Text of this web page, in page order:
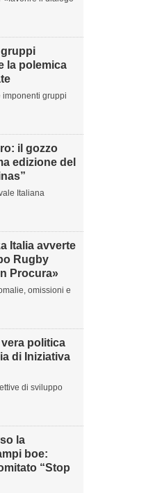
la polemica
imponenti gruppi
il gozzo
edizione del
Italiana
Italia avverte
Rugby
Procura»
omissioni e
politica
di Iniziativa
di sviluppo
la
boe:
“Stop